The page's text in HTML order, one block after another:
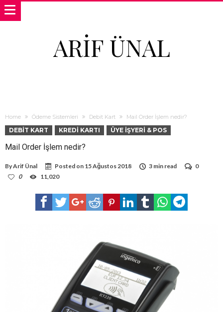
ARIF ÜNAL
Home Ödeme Sistemleri Debit Kart Mail Order İşlem nedir?
DEBIT KART KREDI KARTI ÜYE İŞYERI & POS
Mail Order İşlem nedir?
ByArif Ünal Posted on 15 Ağustos 2018 3 min read
0
0
11,020